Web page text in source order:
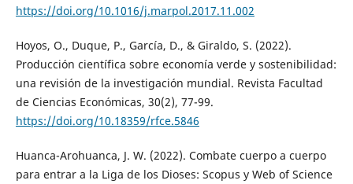
https://doi.org/10.1016/j.marpol.2017.11.002
Hoyos, O., Duque, P., García, D., & Giraldo, S. (2022).
Producción científica sobre economía verde y sostenibilidad:
una revisión de la investigación mundial. Revista Facultad
de Ciencias Económicas, 30(2), 77-99.
https://doi.org/10.18359/rfce.5846
Huanca-Arohuanca, J. W. (2022). Combate cuerpo a cuerpo
para entrar a la Liga de los Dioses: Scopus y Web of Science